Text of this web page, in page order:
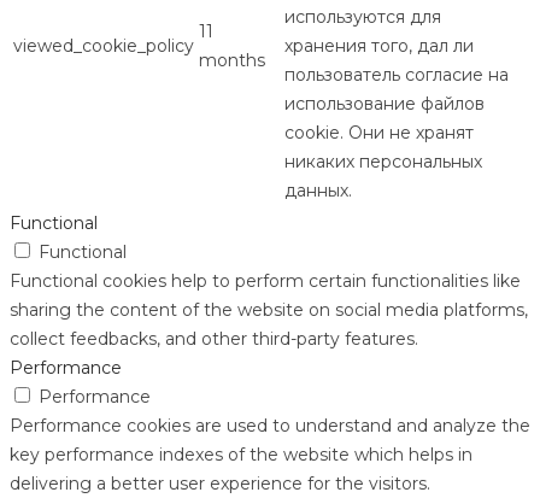
viewed_cookie_policy
11
months
используются для
хранения того, дал ли
пользователь согласие на
использование файлов
cookie. Они не хранят
никаких персональных
данных.
Functional
Functional
Functional cookies help to perform certain functionalities like
sharing the content of the website on social media platforms,
collect feedbacks, and other third-party features.
Performance
Performance
Performance cookies are used to understand and analyze the
key performance indexes of the website which helps in
delivering a better user experience for the visitors.